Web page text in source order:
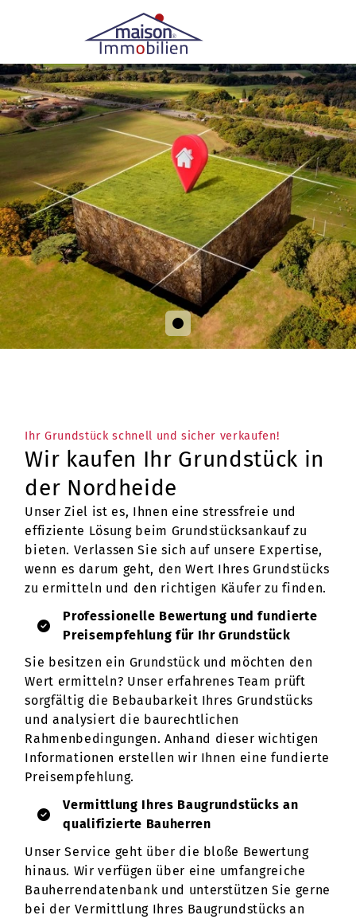
Ihr Grundstück schnell und sicher verkaufen!
Wir kaufen Ihr Grundstück in
der Nordheide
Unser Ziel ist es, Ihnen eine stressfreie und
effiziente Lösung beim Grundstücksankauf zu
bieten. Verlassen Sie sich auf unsere Expertise,
wenn es darum geht, den Wert Ihres Grundstücks
zu ermitteln und den richtigen Käufer zu finden.
Professionelle Bewertung und fundierte
Preisempfehlung für Ihr Grundstück
Sie besitzen ein Grundstück und möchten den
Wert ermitteln? Unser erfahrenes Team prüft
sorgfältig die Bebaubarkeit Ihres Grundstücks
und analysiert die baurechtlichen
Rahmenbedingungen. Anhand dieser wichtigen
Informationen erstellen wir Ihnen eine fundierte
Preisempfehlung.
Vermittlung Ihres Baugrundstücks an
qualifizierte Bauherren
Unser Service geht über die bloße Bewertung
hinaus. Wir verfügen über eine umfangreiche
Bauherrendatenbank und unterstützen Sie gerne
bei der Vermittlung Ihres Baugrundstücks an